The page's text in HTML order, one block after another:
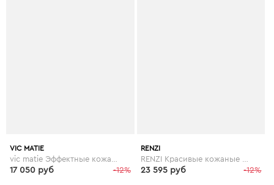
VIC MATIE
-12%
17 050 руб
RENZI
-12%
23 595 руб